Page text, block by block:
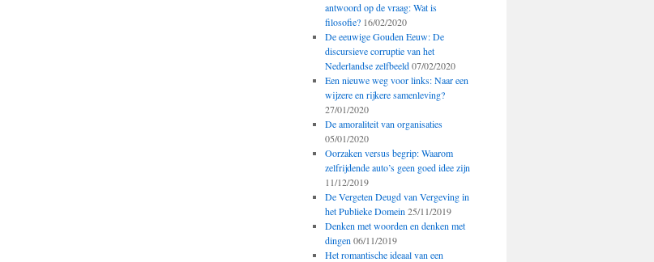
antwoord op de vraag: Wat is
filosofie? 16/02/2020
De eeuwige Gouden Eeuw: De
discursieve corruptie van het
Nederlandse zelfbeeld 07/02/2020
Een nieuwe weg voor links: Naar een
wijzere en rijkere samenleving?
27/01/2020
De amoraliteit van organisaties
05/01/2020
Oorzaken versus begrip: Waarom
zelfrijdende auto’s geen goed idee zijn
11/12/2019
De Vergeten Deugd van Vergeving in
het Publieke Domein 25/11/2019
Denken met woorden en denken met
dingen 06/11/2019
Het romantische ideaal van een